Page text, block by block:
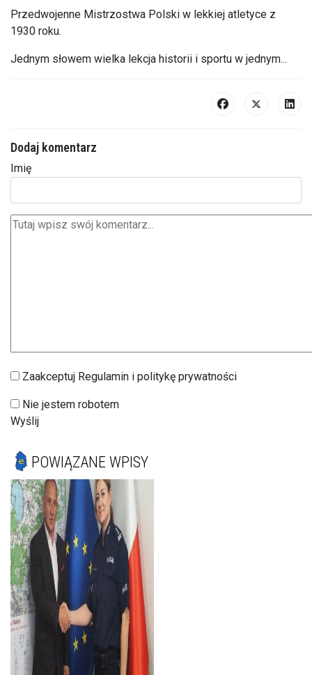
Przedwojenne Mistrzostwa Polski w lekkiej atletyce z
1930 roku.
Jednym słowem wielka lekcja historii i sportu w jednym...
Dodaj komentarz
Imię
Zaakceptuj Regulamin i politykę prywatności
Nie jestem robotem
Wyślij
POWIĄZANE WPISY